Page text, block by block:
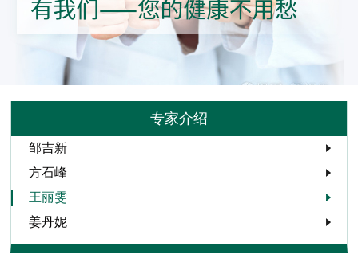
专家介绍
邹吉新
方石峰
王丽雯
姜丹妮